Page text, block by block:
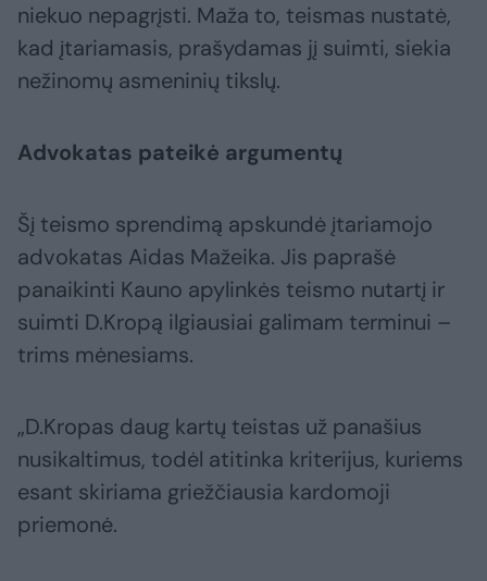
niekuo nepagrįsti. Maža to, teismas nustatė,
kad įtariamasis, prašydamas jį suimti, siekia
nežinomų asmeninių tikslų.
Advokatas pateikė argumentų
Šį teismo sprendimą apskundė įtariamojo
advokatas Aidas Mažeika. Jis paprašė
panaikinti Kauno apylinkės teismo nutartį ir
suimti D.Kropą ilgiausiai galimam terminui –
trims mėnesiams.
„D.Kropas daug kartų teistas už panašius
nusikaltimus, todėl atitinka kriterijus, kuriems
esant skiriama griežčiausia kardomoji
priemonė.